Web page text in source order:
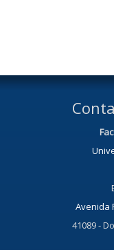
Avenida
41089 -